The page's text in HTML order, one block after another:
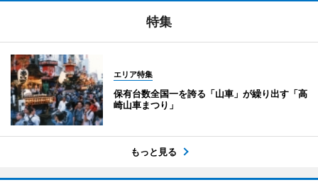
特集
エリア特集
保有台数全国一を誇る「山車」が繰り出す「高
崎山車まつり」
もっと見る